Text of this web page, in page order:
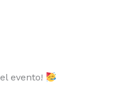
evento!